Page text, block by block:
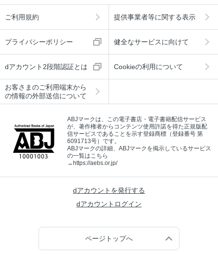
ご利用規約 提供事業者等に関する表示
プライバシーポリシー 健全なサービスに向けて
dアカウント2段階認証とは Cookieの利用について
お客さまのご利用端末から
の情報の外部送信について
ABJマークは、この電子書店・電子書籍配信サービス
が、著作権者からコンテンツ使用許諾を得た正規版配
信サービスであることを示す登録商標（登録番号 第
6091713号）です。
ABJマークの詳細、ABJマークを掲示しているサービス
の一覧はこちら
→ https://aebs.or.jp/
dアカウントを発行する
dアカウントログイン
ページトップへ